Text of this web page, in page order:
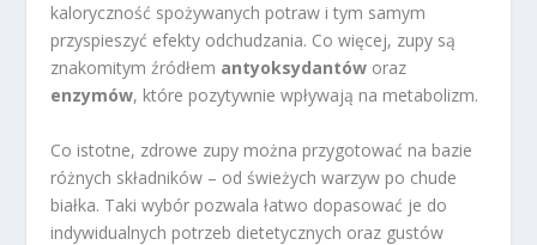
kaloryczność spożywanych potraw i tym samym
przyspieszyć efekty odchudzania. Co więcej, zupy są
znakomitym źródłem antyoksydantów oraz
enzymów, które pozytywnie wpływają na metabolizm.
Co istotne, zdrowe zupy można przygotować na bazie
różnych składników – od świeżych warzyw po chude
białka. Taki wybór pozwala łatwo dopasować je do
indywidualnych potrzeb dietetycznych oraz gustów